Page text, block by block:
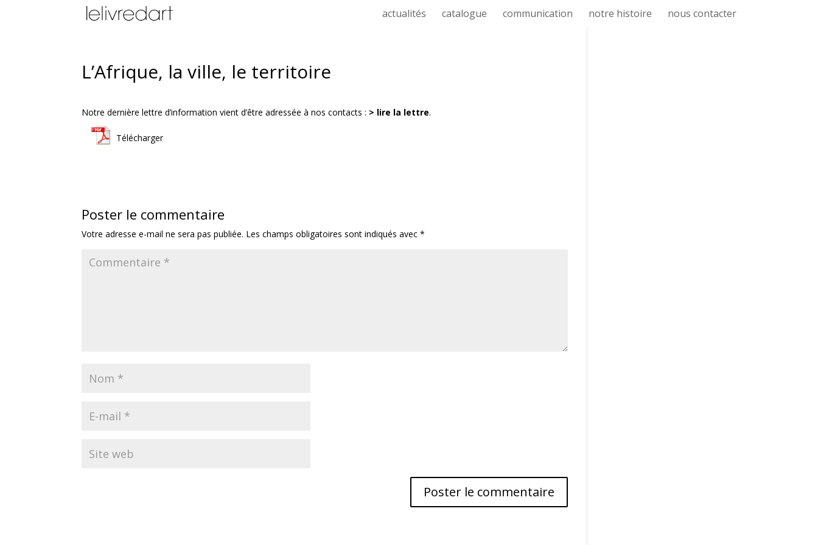
actualités catalogue communication notre histoire nous contacter
L’Afrique, la ville, le territoire
Notre dernière lettre d’information vient d’être adressée à nos contacts : > lire la lettre.
Télécharger
Poster le commentaire
Votre adresse e-mail ne sera pas publiée. Les champs obligatoires sont indiqués avec*